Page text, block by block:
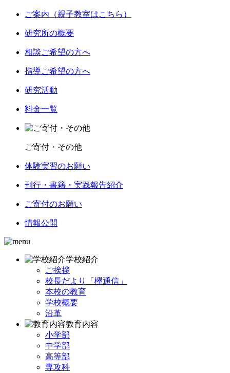
ご案内（親子教室はこちら）
研究所の概要
相談ご希望の方へ
指導ご希望の方へ
研究活動
料金一覧
ご寄付・その他
体験実習のお願い
刊行・書籍・実践報告紹介
ご寄付のお願い
情報公開
学校紹介
ご挨拶
校長だより「欅通信」
本校の教育
学校概要
沿革
教育内容
小学部
中学部
高等部
専攻科